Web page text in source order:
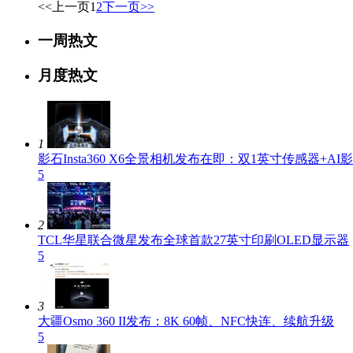
<<上一页1 2下一页>>
一周热文
月度热文
1
影石Insta360 X6全景相机发布在即：双1英寸传感器+AI
5
2
TCL华星联合微星发布全球首款27英寸印刷OLED显示器
5
3
大疆Osmo 360 II发布：8K 60帧、NFC快连、续航升级
5